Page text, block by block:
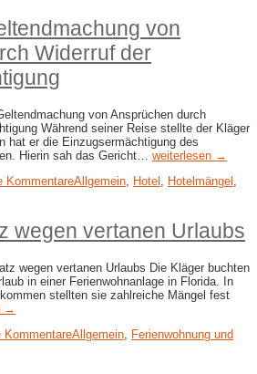
von
Widerruf der
von Ansprüchen durch
Während seiner Reise stellte der Kläger
hat er die Einzugsermächtigung des
Hierin sah das Gericht… weiterlesen →
KommentareAllgemein, Hotel , Hotelmängel ,
wegen vertanen Urlaubs
wegen vertanen Urlaubs Die Kläger buchten
in einer Ferienwohnanlage in Florida. In
stellten sie zahlreiche Mängel fest
→
KommentareAllgemein, Ferienwohnung und